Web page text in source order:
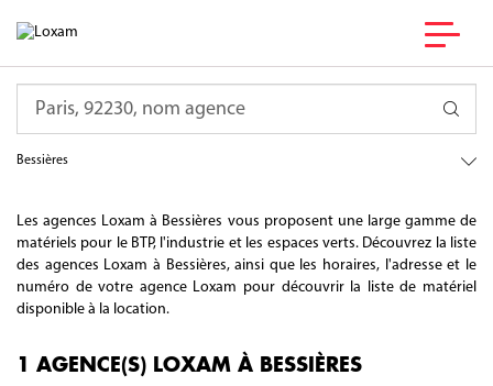
Bessières
Les agences Loxam à Bessières vous proposent une large gamme de
matériels pour le BTP, l'industrie et les espaces verts. Découvrez la liste
des agences Loxam à Bessières, ainsi que les horaires, l'adresse et le
numéro de votre agence Loxam pour découvrir la liste de matériel
disponible à la location.
1 AGENCE(S) LOXAM À BESSIÈRES